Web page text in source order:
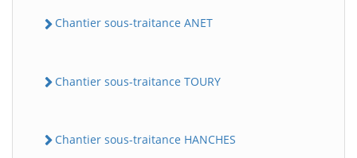
Chantier sous-traitance ANET
Chantier sous-traitance TOURY
Chantier sous-traitance HANCHES